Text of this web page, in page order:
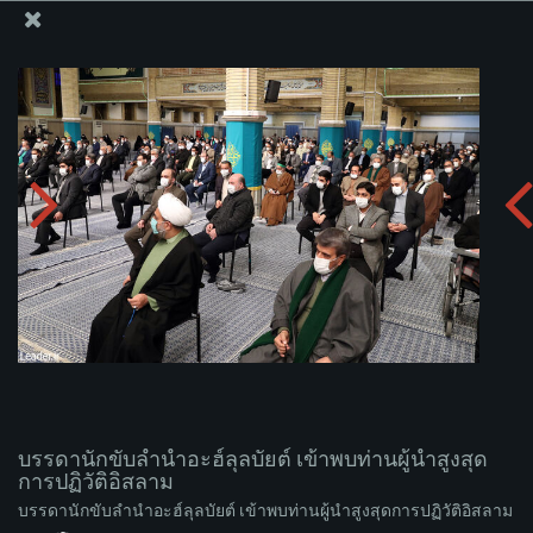
บรรดานักขับลำนำอะฮ์ลุลบัยต์ เข้าพบท่านผู้นำสูงสุดการ
ปฏิวัติอิสลาม
อัพโหลดอัลบั่ม:
บรรดานักขับลำนำอะฮ์ลุลบัยต์ เข้าพบท่านผู้นำสูงสุด
การปฏิวัติอิสลาม
บรรดานักขับลำนำอะฮ์ลุลบัยต์ เข้าพบท่านผู้นำสูงสุดการปฏิวัติอิสลาม